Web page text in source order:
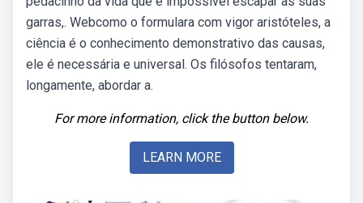
garras,. Webcomo o formulara com vigor aristóteles, a
ciência é o conhecimento demonstrativo das causas,
ele é necessária e universal. Os filósofos tentaram,
longamente, abordar a.
For more information, click the button below.
LEARN MORE